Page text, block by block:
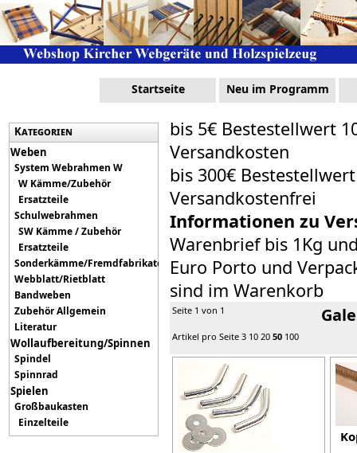
Startseite Neu im Programm
Kategorien
Weben
System Webrahmen W
W Kämme/Zubehör
Ersatzteile
Schulwebrahmen
SW Kämme / Zubehör
Ersatzteile
Sonderkämme/Fremdfabrikate
Webblatt/Rietblatt
Bandweben
Zubehör Allgemein
Literatur
Wollaufbereitung/Spinnen
Spindel
Spinnrad
Spielen
Großbaukasten
Einzelteile
bis 5€ Bestestellwert
Versandkosten
bis 300€
Versandkostenfrei
Informationen zu
Warenbrief bis 1Kg
Euro Porto und
sind im Warenkorb
Seite 1 von 1
Artikel pro Seite 3 10 20 50 100